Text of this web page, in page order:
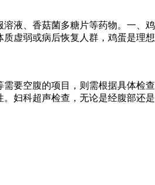
液、香菇菌多糖片等药物。一、鸡
虚弱或病后恢复人群，鸡蛋是理想
要空腹的项目，则需根据具体检查
妇科超声检查，无论是经腹部还是